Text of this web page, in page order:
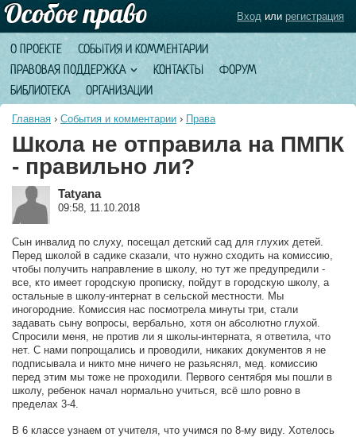
О ПРОЕКТЕ
СОБЫТИЯ И КОММЕНТАРИИ
ПРАВОВАЯ ПОДДЕРЖКА
КОНТАКТЫ
ФОРУМ
БИБЛИОТЕКА
ОРГАНИЗАЦИИ
Вход или регистрация
Главная › События и комментарии › Права
Школа не отправила на ПМПК
- правильно ли?
Tatyana
09:58, 11.10.2018
Сын инвалид по слуху, посещал детский сад для глухих детей.
Перед школой в садике сказали, что нужно сходить на комиссию,
чтобы получить направление в школу, но тут же предупредили -
все, кто имеет городскую прописку, пойдут в городскую школу, а
остальные в школу-интернат в сельской местности. Мы
иногородние. Комиссия нас посмотрела минуты три, стали
задавать сыну вопросы, вербально, хотя он абсолютно глухой.
Спросили меня, не против ли я школы-интерната, я ответила, что
нет. С нами попрощались и проводили, никаких документов я не
подписывала и никто мне ничего не разьяснял, мед. комиссию
перед этим мы тоже не проходили. Первого сентября мы пошли в
школу, ребенок начал нормально учиться, всё шло ровно в
пределах 3-4.
В 6 классе узнаем от учителя, что учимся по 8-му виду. Хотелось